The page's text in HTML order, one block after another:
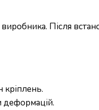
Після
кріплень.
деформацій.